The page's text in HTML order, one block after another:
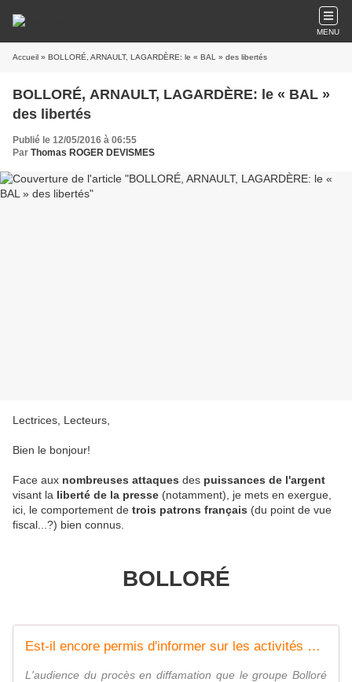
MENU
Accueil » BOLLORÉ, ARNAULT, LAGARDÈRE: le « BAL » des libertés
BOLLORÉ, ARNAULT, LAGARDÈRE: le « BAL »
des libertés
Publié le 12/05/2016 à 06:55
Par Thomas ROGER DEVISMES
Lectrices, Lecteurs,
Bien le bonjour!
Face aux nombreuses attaques des puissances de l'argent
visant la liberté de la presse (notamment), je mets en exergue,
ici, le comportement de trois patrons français (du point de vue
fiscal...?) bien connus.
BOLLORÉ
Est-il encore permis d'informer sur les activités du groupe Bolloré ?
L'audience du procès en diffamation que le groupe Bolloré